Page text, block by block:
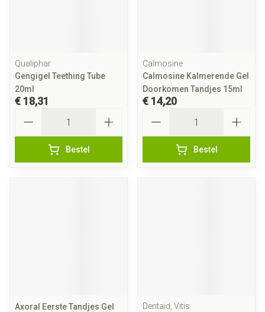
Qualiphar
Gengigel Teething Tube
20ml
€ 18,31
Bestel
Calmosine
Calmosine Kalmerende Gel
Doorkomen Tandjes 15ml
€ 14,20
Bestel
Axoral Eerste Tandjes Gel
Dentaid, Vitis